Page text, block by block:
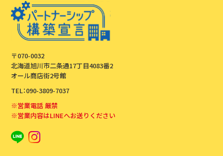
〒070-0032
北海道旭川市二条通17丁目4083番2
オール商店街2号館
TEL：090-3809-7037
※営業電話 厳禁
※営業内容はLINEへお送りください